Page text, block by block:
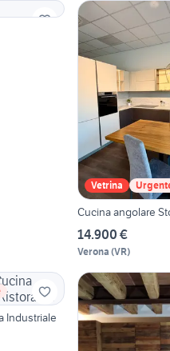
Vetrina
Cucina angolare
14.900 €
Verona (VR)
Industriale